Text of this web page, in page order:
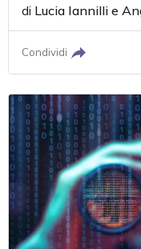
di Lucia Iannilli e
Condividi